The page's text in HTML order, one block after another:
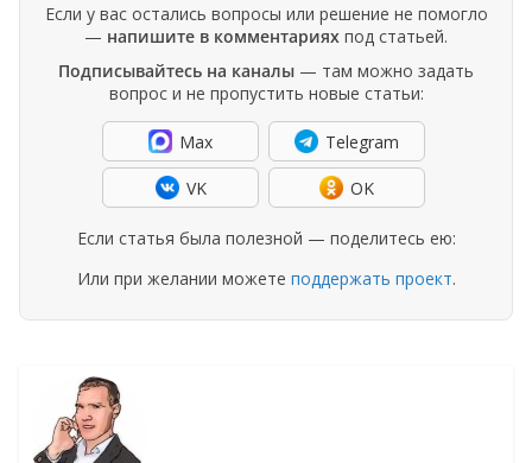
Если у вас остались вопросы или решение не помогло
— напишите в комментариях под статьей.
Подписывайтесь на каналы — там можно задать
вопрос и не пропустить новые статьи:
Max Telegram
VK OK
Если статья была полезной — поделитесь ею:
Или при желании можете поддержать проект.